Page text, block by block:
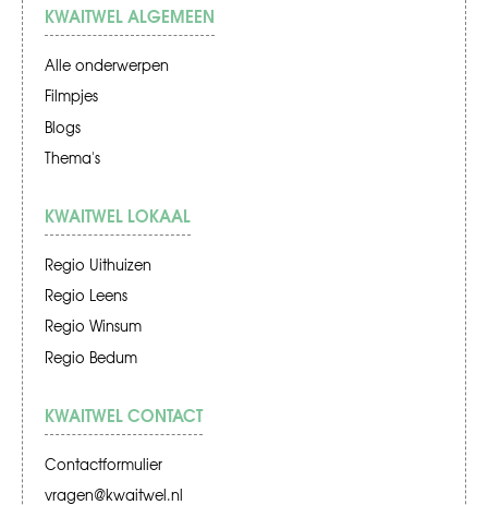
KWAITWEL ALGEMEEN
Alle onderwerpen
Filmpjes
Blogs
Thema's
KWAITWEL LOKAAL
Regio Uithuizen
Regio Leens
Regio Winsum
Regio Bedum
KWAITWEL CONTACT
Contactformulier
vragen@kwaitwel.nl